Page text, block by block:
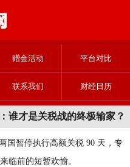
赠金活动 平台对比
联系我们 财经日历
谁才是关税战的终极输家？
暂停执行高额关税 90 天，专
临前的短暂欢愉。